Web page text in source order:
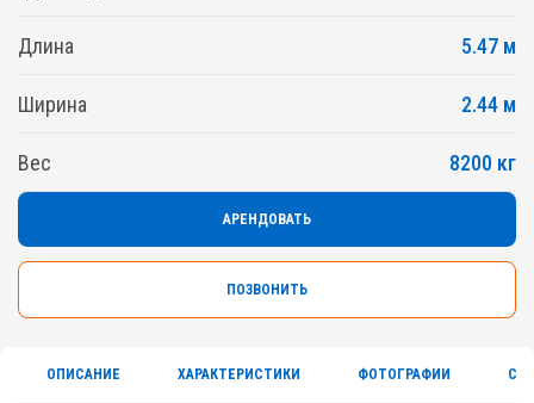
Длина 5.47 м
Ширина 2.44 м
Вес 8200 кг
АРЕНДОВАТЬ
ПОЗВОНИТЬ
ОПИСАНИЕ ХАРАКТЕРИСТИКИ ФОТОГРАФИИ